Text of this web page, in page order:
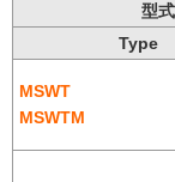
型式
Type
MSWT
MSWTM